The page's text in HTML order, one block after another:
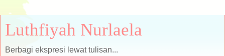
Luthfiyah Nurlaela
Berbagi ekspresi lewat tulisan...